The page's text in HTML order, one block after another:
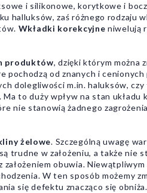
i silikonowe, korytkowe i
halluksów, zaś różnego rodzaju
Wkładki korekcyjne niwelują
produktów, dzięki którym można
od znanych i
dolegliwości m.in. haluksów,
to duży wpływ na stan
nie stanowią żadnego
żelowe. Szczególną uwagę
trudne w założeniu, a także
założeniem obuwia.
W ten sposób możemy
się defektu znacząco się obniża.